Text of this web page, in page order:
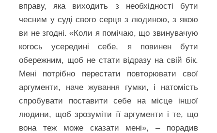
вправу, яка виходить з необхідності бути
чесним у суді свого серця з людиною, з якою
ви не згодні. «Коли я помічаю, що звинувачую
когось усередині себе, я повинен бути
обережним, щоб не стати відразу на свій бік.
Мені потрібно перестати повторювати свої
аргументи, наче жування гумки, і натомість
спробувати поставити себе на місце іншої
людини, щоб зрозуміти її аргументи і те, що
вона теж може сказати мені», – порадив